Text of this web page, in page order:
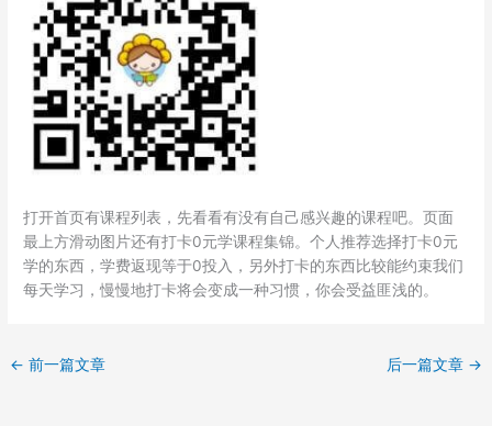
打开首页有课程列表，先看看有没有自己感兴趣的课程吧。页面
最上方滑动图片还有打卡0元学课程集锦。个人推荐选择打卡0元
学的东西，学费返现等于0投入，另外打卡的东西比较能约束我们
每天学习，慢慢地打卡将会变成一种习惯，你会受益匪浅的。
← 前一篇文章 后一篇文章 →